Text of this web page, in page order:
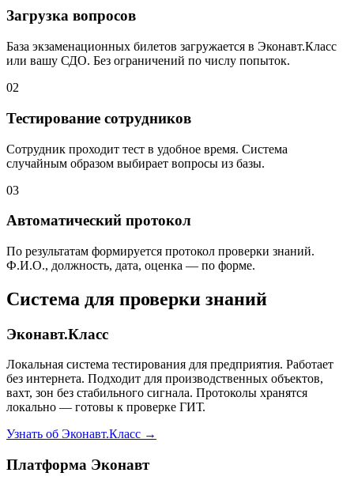
Загрузка вопросов
База экзаменационных билетов загружается в Эконавт.Класс
или вашу СДО. Без ограничений по числу попыток.
02
Тестирование сотрудников
Сотрудник проходит тест в удобное время. Система
случайным образом выбирает вопросы из базы.
03
Автоматический протокол
По результатам формируется протокол проверки знаний.
Ф.И.О., должность, дата, оценка — по форме.
Система для проверки знаний
Эконавт.Класс
Локальная система тестирования для предприятия. Работает
без интернета. Подходит для производственных объектов,
вахт, зон без стабильного сигнала. Протоколы хранятся
локально — готовы к проверке ГИТ.
Узнать об Эконавт.Класс →
Платформа Эконавт